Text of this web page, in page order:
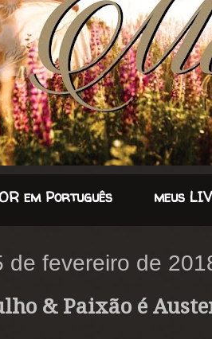
em Português meus
de fevereiro de
& Paixão é